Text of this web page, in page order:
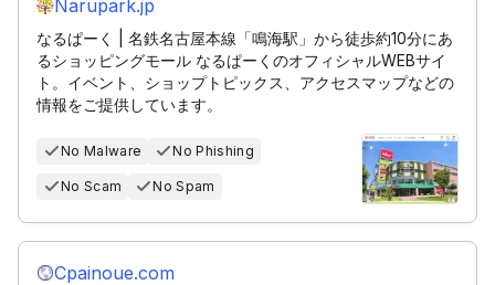
Narupark.jp
なるぱーく | 名鉄名古屋本線「鳴海駅」から徒歩約10分にあ
るショッピングモール なるぱーくのオフィシャルWEBサイ
ト。イベント、ショップトピックス、アクセスマップなどの
情報をご提供しています。
No Malware No Phishing
No Scam No Spam
Cpainoue.com